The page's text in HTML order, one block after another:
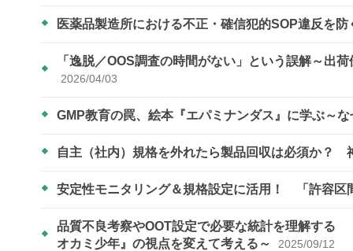
医薬品製造所における不正・確信犯的SOP違反を
「逸脱／OOS調査の時間がない」という誤解～
2026/04/03
GMP教育の罠、絵本『エパミナンダス』に学ぶ～
自主（社内）規格を外れたら製品回収は必須か？
安定性モニタリング＆規格設定に活用！ 「許容区
品質不良考察やOOT設定で必要な統計を理解する
オカミ少年』の視点を変えて考える～
2025/09/12